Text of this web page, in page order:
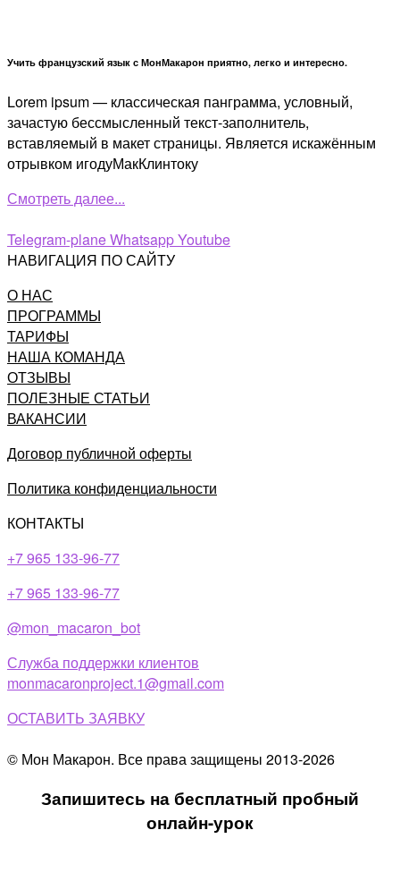
Учить французский язык с МонМакарон приятно, легко и интересно.
Lorem ipsum — классическая панграмма, условный,
зачастую бессмысленный текст-заполнитель,
вставляемый в макет страницы. Является искажённым
отрывком игодуМакКлинтоку
Смотреть далее...
Telegram-planeWhatsappYoutube
НАВИГАЦИЯ ПО САЙТУ
О НАС
ПРОГРАММЫ
ТАРИФЫ
НАША КОМАНДА
ОТЗЫВЫ
ПОЛЕЗНЫЕ СТАТЬИ
ВАКАНСИИ
Договор публичной оферты
Политика конфиденциальности
КОНТАКТЫ
+7 965 133-96-77
+7 965 133-96-77​
@mon_macaron_bot
Служба поддержки клиентов
monmacaronproject.1@gmail.com
ОСТАВИТЬ ЗАЯВКУ
© Мон Макарон. Все права защищены 2013-2026
Запишитесь на бесплатный пробный
онлайн-урок